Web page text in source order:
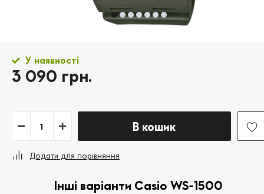
У наявності
3 090 грн.
В кошик
Додати для порівняння
Інші варіанти Casio WS-1500